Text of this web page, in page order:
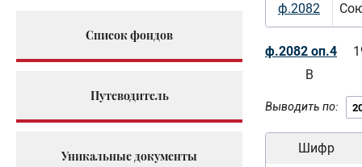
Список фондов
Путеводитель
Уникальные документы
ф.2082
ф.2082 оп.4
В
Выводить по:
Шифр